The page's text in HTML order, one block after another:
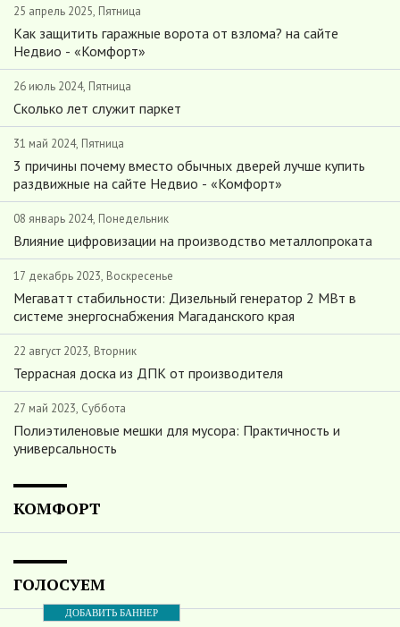
25 апрель 2025, Пятница
Как защитить гаражные ворота от взлома? на сайте
Недвио - «Комфорт»
26 июль 2024, Пятница
Сколько лет служит паркет
31 май 2024, Пятница
3 причины почему вместо обычных дверей лучше купить
раздвижные на сайте Недвио - «Комфорт»
08 январь 2024, Понедельник
Влияние цифровизации на производство металлопроката
17 декабрь 2023, Воскресенье
Мегаватт стабильности: Дизельный генератор 2 МВт в
системе энергоснабжения Магаданского края
22 август 2023, Вторник
Террасная доска из ДПК от производителя
27 май 2023, Суббота
Полиэтиленовые мешки для мусора: Практичность и
универсальность
КОМФОРТ
ГОЛОСУЕМ
ДОБАВИТЬ БАННЕР